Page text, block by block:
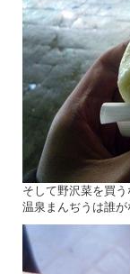
そして野沢菜を買
温泉まんぢうは誰